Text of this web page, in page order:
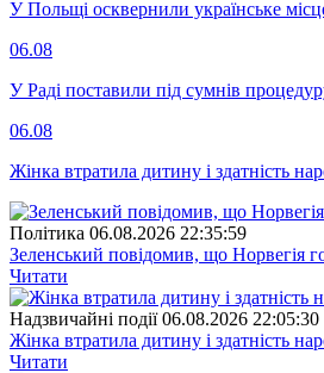
У Польщі осквернили українське
06.08
У Раді поставили під сумнів
06.08
Жінка втратила дитину і здатність
Полiтика 06.08.2026 22:35:59
Зеленський повідомив, що Норвегія
Читати
Надзвичайні події 06.08.2026 22:05:30
Жінка втратила дитину і здатність
Читати